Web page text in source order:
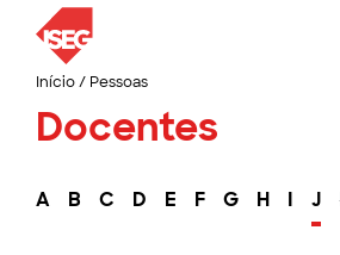
Início/ Pessoas
Docentes
A B C D E F G H I J